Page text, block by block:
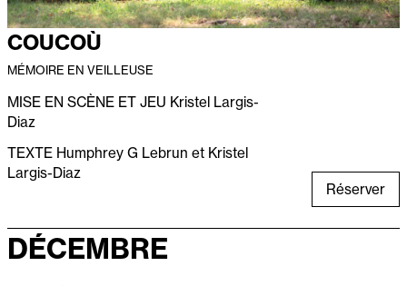
COUCOÙ
MÉMOIRE EN VEILLEUSE
MISE EN SCÈNE ET JEU Kristel Largis-
Diaz
TEXTEHumphrey G Lebrun et Kristel
Largis-Diaz
Réserver
DÉCEMBRE